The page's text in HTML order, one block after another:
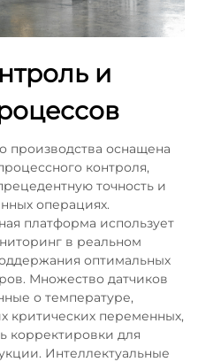
и
производства оснащена
контроля,
точность и
операциях.
платформа использует
в реальном
оптимальных
Множество датчиков
о температуре,
критических переменных,
корректировки для
Интеллектуальные